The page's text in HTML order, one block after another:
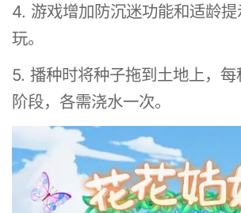
4. 游戏增加防沉迷功能和适龄
玩。
5. 播种时将种子拖到土地上，
阶段，各需浇水一次。